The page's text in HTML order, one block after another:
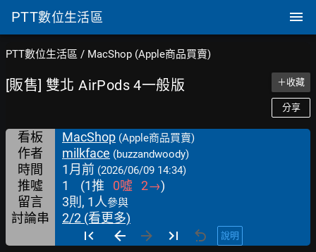
PTT數位生活區
PTT數位生活區 / MacShop (Apple商品買賣)
[販售] 雙北 AirPods 4一般版 ＋收藏
分享
看板 MacShop (Apple商品買賣)
作者 milkface (buzzandwoody)
時間 1月前 (2026/06/09 14:34)
推噓 1 (1推 0噓 2→)
留言
3則, 1人參與
討論串 2/2 (看更多)
說明